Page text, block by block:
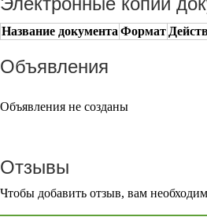
Название документа Формат
Объявления
Объявления не созданы
Отзывы
Чтобы добавить отзыв, вам